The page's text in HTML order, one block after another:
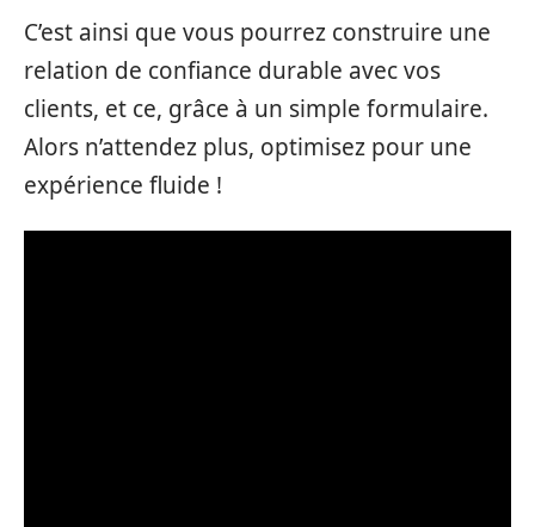
C’est ainsi que vous pourrez construire une
relation de confiance durable avec vos
clients, et ce, grâce à un simple formulaire.
Alors n’attendez plus, optimisez pour une
expérience fluide !